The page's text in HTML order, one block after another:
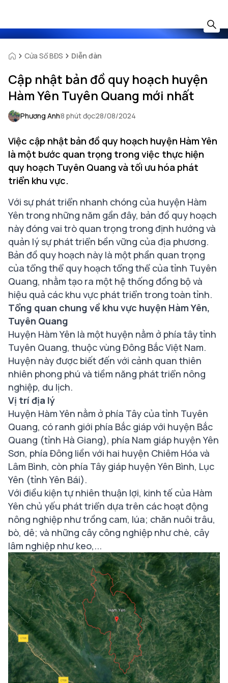
Cửa Sổ BĐS Diễn đàn
Cập nhật bản đồ quy hoạch huyện
Hàm Yên Tuyên Quang mới nhất
Phương Anh8 phút đọc28/08/2024
Việc cập nhật bản đồ quy hoạch huyện Hàm Yên
là một bước quan trọng trong việc thực hiện
quy hoạch Tuyên Quang và tối ưu hóa phát
triển khu vực.
Với sự phát triển nhanh chóng của huyện Hàm
Yên trong những năm gần đây, bản đồ quy hoạch
này đóng vai trò quan trọng trong định hướng và
quản lý sự phát triển bền vững của địa phương.
Bản đồ quy hoạch này là một phần quan trọng
của tổng thể quy hoạch tổng thể của tỉnh Tuyên
Quang, nhằm tạo ra một hệ thống đồng bộ và
hiệu quả các khu vực phát triển trong toàn tỉnh.
Tổng quan chung về khu vực huyện Hàm Yên,
Tuyên Quang
Huyện Hàm Yên là một huyện nằm ở phía tây tỉnh
Tuyên Quang, thuộc vùng Đông Bắc Việt Nam.
Huyện này được biết đến với cảnh quan thiên
nhiên phong phú và tiềm năng phát triển nông
nghiệp, du lịch.
Vị trí địa lý
Huyện Hàm Yên nằm ở phía Tây của tỉnh Tuyên
Quang, có ranh giới phía Bắc giáp với huyện Bắc
Quang (tỉnh Hà Giang), phía Nam giáp huyện Yên
Sơn, phía Đông liền với hai huyện Chiêm Hóa và
Lâm Bình, còn phía Tây giáp huyện Yên Bình, Lục
Yên (tỉnh Yên Bái).
Với điều kiện tự nhiên thuận lợi, kinh tế của Hàm
Yên chủ yếu phát triển dựa trên các hoạt động
nông nghiệp như trồng cam, lúa; chăn nuôi trâu,
bò, dê; và những cây công nghiệp như chè, cây
lâm nghiệp như keo,...